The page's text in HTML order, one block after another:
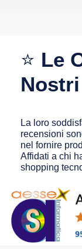
⭐ Le
La loro
recensioni
nel fornire
Affidati a chi
shopping